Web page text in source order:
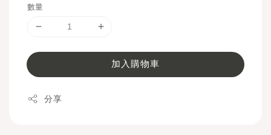
數量
加入購物車
分享